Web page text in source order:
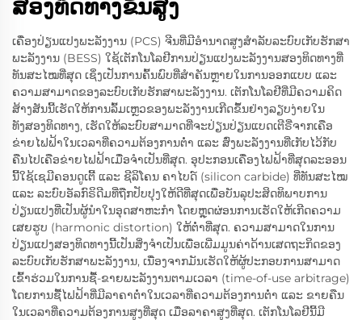
ສອງທິດທາງຂັ້ນສູງ
ເຄື່ອງປ່ຽນແປງພະລັງງານ (PCS) ຈີນທີ່ມີອຳນາດສູງສຳລັບລະບົບເກັບຮັກສາ
ພະລັງງານ (BESS) ໃຊ້ເຕັກໂນໂລຢີການປ່ຽນແປງພະລັງງານສອງທິດທາງທີ່
ທັນສະໄໝທີ່ສຸດ ເຊິ່ງເປັນການຄົ້ນພົບທີ່ສຳຄັນຫຼາຍໃນການອອກແບບ ແລະ
ຄວາມສາມາດຂອງລະບົບເກັບຮັກສາພະລັງງານ. ເຕັກໂນໂລຢີທີ່ມີຄວາມຄິດ
ສ້າງສັນນີ້ເຮັດໃຫ້ການລົ້ມເຫຼວຂອງພະລັງງານເກີດຂຶ້ນຢ່າງລຽບງ່າຍໃນ
ທັງສອງທິດທາງ, ເຮັດໃຫ້ລະບົບສາມາດທີ່ຈະປ່ຽນປ່ຽນແບດເຕີຣີ່ຈາກເຄືອ
ຂ່າຍໄຟຟ້າໃນເວລາທີ່ຄວາມຕ້ອງການຕ່ຳ ແລະ ສົ່ງພະລັງງານທີ່ເກັບໄວ້ກັບ
ຄືນໄປເຄືອຂ່າຍໄຟຟ້າເມື່ອຈຳເປັນທີ່ສຸດ. ອຸປະກອນເຄື່ອງໄຟຟ້າທີ່ສຸດລະອອນ
ນີ້ໃຊ້ເຊມີຄອນດູເຕີ້ ແລະ ຊີລິໂຄນ ຄາໄບດ໌ (silicon carbide) ທີ່ທັນສະໄໝ
ແລະ ລະບົບອັລກົຣິດີມທີ່ຖືກປັບປຸງໃຫ້ດີທີ່ສຸດເພື່ອບັນລຸປະສິດທິພາບການ
ປ່ຽນແປງທີ່ເປັນຜູ້ນຳໃນອຸດສາຫະກຳ ໂດຍຫຼຸດຜ່ອນການເຮັດໃຫ້ເກີດຄວາມ
ເສຍຮູບ (harmonic distortion) ໃຫ້ຕ່ຳທີ່ສຸດ. ຄວາມສາມາດໃນການ
ປ່ຽນແປງສອງທິດທາງນີ້ເປັນສິ່ງຈຳເປັນເພື່ອເພີ່ມມູນຄ່າດ້ານເສດຖະກິດຂອງ
ລະບົບເກັບຮັກສາພະລັງງານ, ເນື່ອງຈາກມັນເຮັດໃຫ້ຜູ້ປະກອບການສາມາດ
ເຂົ້າຮ່ວມໃນການຊື້-ຂາຍພະລັງງານຕາມເວລາ (time-of-use arbitrage)
ໂດຍການຊື້ໄຟຟ້າທີ່ມີລາຄາຕ່ຳໃນເວລາທີ່ຄວາມຕ້ອງການຕ່ຳ ແລະ ຂາຍຄືນ
ໃນເວລາທີ່ຄວາມຕ້ອງການສູງທີ່ສຸດ ເມື່ອລາຄາສູງທີ່ສຸດ. ເຕັກໂນໂລຢີນີ້ມີ